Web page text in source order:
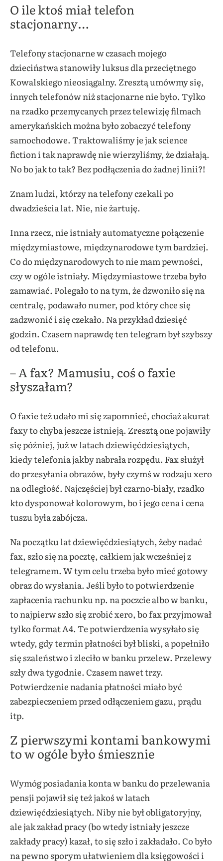
O ile ktoś miał telefon
stacjonarny…
Telefony stacjonarne w czasach mojego
dzieciństwa stanowiły luksus dla przeciętnego
Kowalskiego nieosiągalny. Zresztą umówmy się,
innych telefonów niż stacjonarne nie było. Tylko
na rzadko przemycanych przez telewizję filmach
amerykańskich można było zobaczyć telefony
samochodowe. Traktowaliśmy je jak science
fiction i tak naprawdę nie wierzyliśmy, że działają.
No bo jak to tak? Bez podłączenia do żadnej linii?!
Znam ludzi, którzy na telefony czekali po
dwadzieścia lat. Nie, nie żartuję.
Inna rzecz, nie istniały automatyczne połączenie
międzymiastowe, międzynarodowe tym bardziej.
Co do międzynarodowych to nie mam pewności,
czy w ogóle istniały. Międzymiastowe trzeba było
zamawiać. Polegało to na tym, że dzwoniło się na
centralę, podawało numer, pod który chce się
zadzwonić i się czekało. Na przykład dziesięć
godzin. Czasem naprawdę ten telegram był szybszy
od telefonu.
– A fax? Mamusiu, coś o faxie
słyszałam?
O faxie też udało mi się zapomnieć, chociaż akurat
faxy to chyba jeszcze istnieją. Zresztą one pojawiły
się później, już w latach dziewięćdziesiątych,
kiedy telefonia jakby nabrała rozpędu. Fax służył
do przesyłania obrazów, były czymś w rodzaju xero
na odległość. Najczęściej był czarno-biały, rzadko
kto dysponował kolorowym, bo i jego cena i cena
tuszu była zabójcza.
Na początku lat dziewięćdziesiątych, żeby nadać
fax, szło się na pocztę, całkiem jak wcześniej z
telegramem. W tym celu trzeba było mieć gotowy
obraz do wysłania. Jeśli było to potwierdzenie
zapłacenia rachunku np. na poczcie albo w banku,
to najpierw szło się zrobić xero, bo fax przyjmował
tylko format A4. Te potwierdzenia wysyłało się
wtedy, gdy termin płatności był bliski, a popełniło
się szaleństwo i zleciło w banku przelew. Przelewy
szły dwa tygodnie. Czasem nawet trzy.
Potwierdzenie nadania płatności miało być
zabezpieczeniem przed odłączeniem gazu, prądu
itp.
Z pierwszymi kontami bankowymi
to w ogóle było śmiesznie
Wymóg posiadania konta w banku do przelewania
pensji pojawił się też jakoś w latach
dziewięćdziesiątych. Niby nie był obligatoryjny,
ale jak zakład pracy (bo wtedy istniały jeszcze
zakłady pracy) kazał, to się szło i zakładało. Co było
na pewno sporym ułatwieniem dla księgowości i